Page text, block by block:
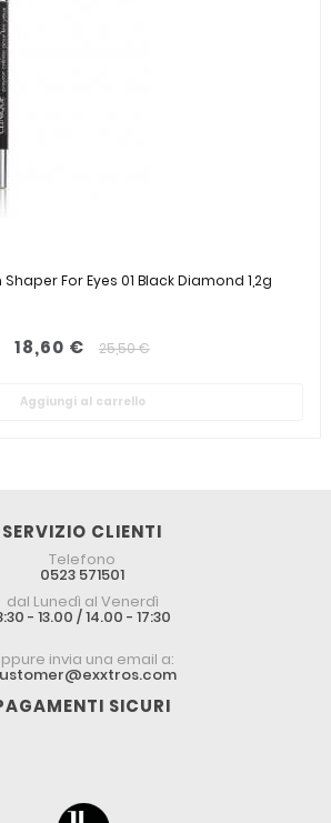
For Eyes 01 Black Diamond 1,2g
18,60 € 25,50 €
Aggiungi al carrello
SERVIZIO CLIENTI
Telefono
0523 571501
dal Lunedì al Venerdì
- 13.00 / 14.00 - 17:30
invia una email a:
SICURI